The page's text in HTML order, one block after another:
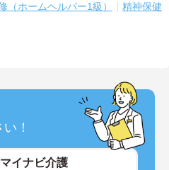
（ホームヘルパー1級）
精神保健
！
マイナビ介護